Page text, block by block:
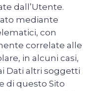
dall’Utente.
mediante
con
correlate alle
in alcuni casi,
Dati altri soggetti
di questo Sito